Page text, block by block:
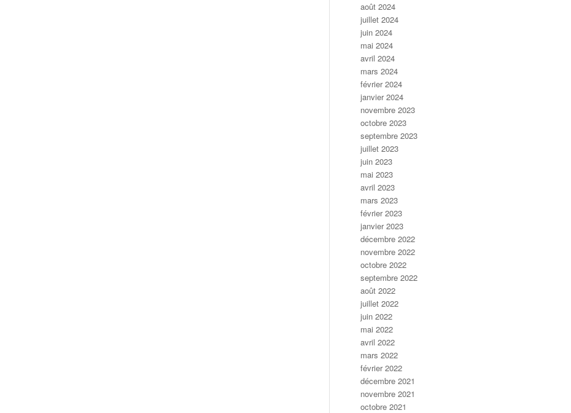
août 2024
juillet 2024
juin 2024
mai 2024
avril 2024
mars 2024
février 2024
janvier 2024
novembre 2023
octobre 2023
septembre 2023
juillet 2023
juin 2023
mai 2023
avril 2023
mars 2023
février 2023
janvier 2023
décembre 2022
novembre 2022
octobre 2022
septembre 2022
août 2022
juillet 2022
juin 2022
mai 2022
avril 2022
mars 2022
février 2022
décembre 2021
novembre 2021
octobre 2021